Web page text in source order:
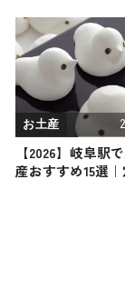
お土産
【2026】岐阜駅
産おすすめ15選